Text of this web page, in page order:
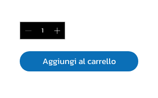
Aggiungi al carrello